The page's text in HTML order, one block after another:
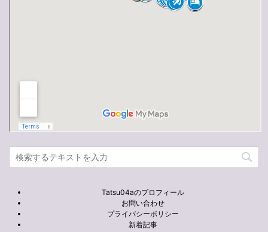
Tatsu04aのプロフィール
お問い合わせ
プライバシーポリシー
新着記事